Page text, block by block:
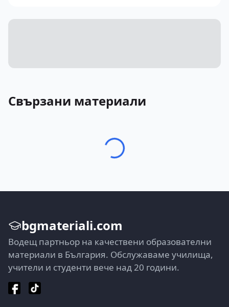
Свързани материали
bgmateriali.com
Водещ партньор на качествени образователни
материали в България. Обслужаваме училища,
учители и студенти вече над 20 години.